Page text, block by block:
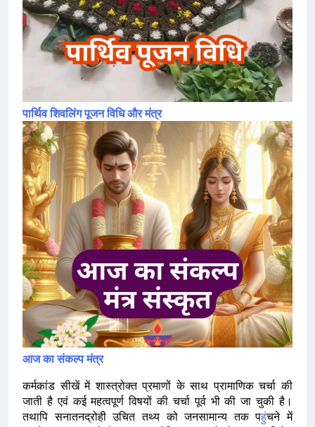
पार्थिव शिवलिंग पूजन विधि और मंत्र
आज का संकल्प मंत्र
कर्मकांड सीखें में शास्त्रोक्त प्रमाणों के साथ प्रामाणिक चर्चा की
जाती है एवं कई महत्वपूर्ण विषयों की चर्चा पूर्व भी की जा चुकी है।
तथापि सनातनद्रोही उचित तथ्य को जनसामान्य तक पहुंचने में